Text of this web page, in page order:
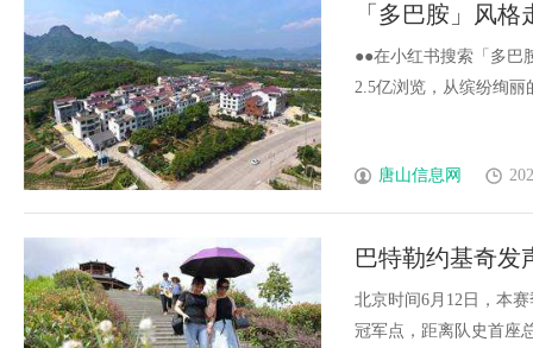
「多巴胺」风
●●在小红书搜索「多巴
2.5亿浏览，从缤纷绚丽
唐山信息网
巴特勒约基奇发
浮出水面
北京时间6月12日，本
冠军点，距离队史首座
现代生物科技创新发 揭秘！专业充电桩项目软件开发
究竟藏着哪些行业秘诀？